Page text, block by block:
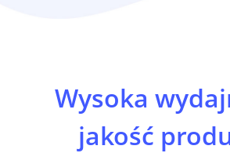
Wysoka
jakość